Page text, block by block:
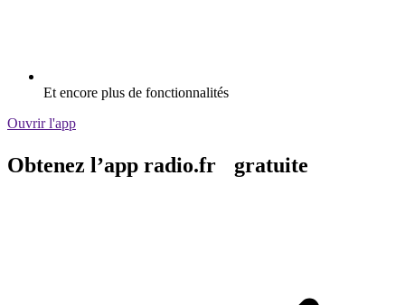
Et encore plus de fonctionnalités
Ouvrir l'app
Obtenez l’app radio.fr gratuite